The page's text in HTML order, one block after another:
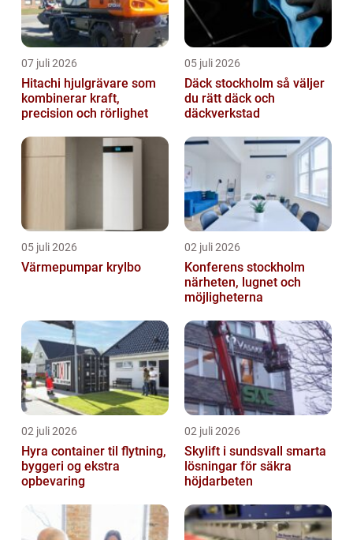
07 juli 2026
Hitachi hjulgrävare som
kombinerar kraft,
precision och rörlighet
05 juli 2026
Däck stockholm så väljer
du rätt däck och
däckverkstad
05 juli 2026
Värmepumpar krylbo
02 juli 2026
Konferens stockholm
närheten, lugnet och
möjligheterna
02 juli 2026
Hyra container til flytning,
byggeri og ekstra
opbevaring
02 juli 2026
Skylift i sundsvall smarta
lösningar för säkra
höjdarbeten